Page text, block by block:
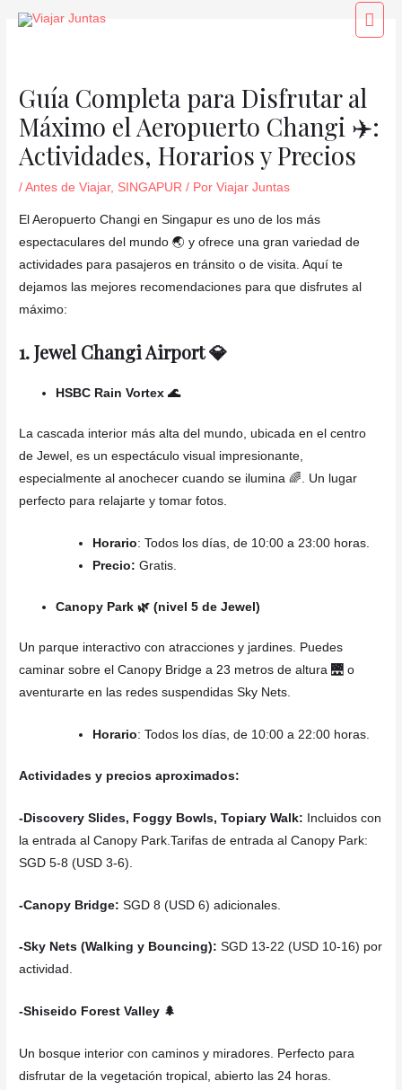
Guía Completa para Disfrutar al
Máximo el Aeropuerto Changi ✈️:
Actividades, Horarios y Precios
/Antes de Viajar, SINGAPUR / PorViajar Juntas
El Aeropuerto Changi en Singapur es uno de los más
espectaculares del mundo 🌏 y ofrece una gran variedad de
actividades para pasajeros en tránsito o de visita. Aquí te
dejamos las mejores recomendaciones para que disfrutes al
máximo:
1. Jewel Changi Airport 💎
HSBC Rain Vortex 🌊
La cascada interior más alta del mundo, ubicada en el centro
de Jewel, es un espectáculo visual impresionante,
especialmente al anochecer cuando se ilumina 🌈. Un lugar
perfecto para relajarte y tomar fotos.
Horario: Todos los días, de 10:00 a 23:00 horas.
Precio: Gratis.
Canopy Park 🌿 (nivel 5 de Jewel)
Un parque interactivo con atracciones y jardines. Puedes
caminar sobre el Canopy Bridge a 23 metros de altura 🌉 o
aventurarte en las redes suspendidas Sky Nets.
Horario: Todos los días, de 10:00 a 22:00 horas.
Actividades y precios aproximados:
-Discovery Slides, Foggy Bowls, Topiary Walk: Incluidos con
la entrada al Canopy Park.Tarifas de entrada al Canopy Park:
SGD 5-8 (USD 3-6).
-Canopy Bridge:SGD 8 (USD 6) adicionales.
-Sky Nets (Walking y Bouncing):SGD 13-22 (USD 10-16) por
actividad.
-Shiseido Forest Valley 🌲
Un bosque interior con caminos y miradores. Perfecto para
disfrutar de la vegetación tropical, abierto las 24 horas.
Navegación